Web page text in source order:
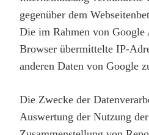
gegenüber dem
Die im Rahmen von
Browser übermittelte IP-
anderen Daten von Google
Die Zwecke der
Auswertung der Nutzung